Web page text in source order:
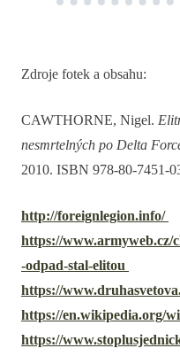
Zdroje fotek a obsahu:
CAWTHORNE, Nigel.
nesmrtelných po Delta
2010. ISBN 978-80-7451-
http://foreignlegion.info/
https://www.armyweb.cz/
-odpad-stal-elitou
https://
https://en.wikipedia.org/
https://